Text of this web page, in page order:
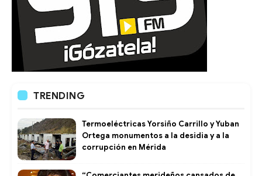
TRENDING
Termoeléctricas Yorsiño Carrillo y Yuban
Ortega monumentos a la desidia y a la
corrupción en Mérida